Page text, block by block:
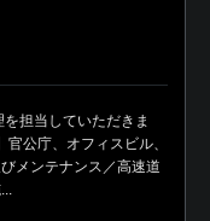
を担当していただきま
公庁、オフィスビル、
メンテナンス／高速道